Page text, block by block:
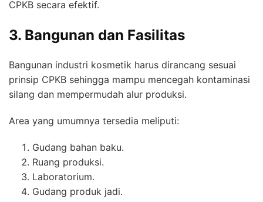
CPKB secara efektif.
3. Bangunan dan Fasilitas
Bangunan industri kosmetik harus dirancang sesuai
prinsip CPKB sehingga mampu mencegah kontaminasi
silang dan mempermudah alur produksi.
Area yang umumnya tersedia meliputi:
Gudang bahan baku.
Ruang produksi.
Laboratorium.
Gudang produk jadi.